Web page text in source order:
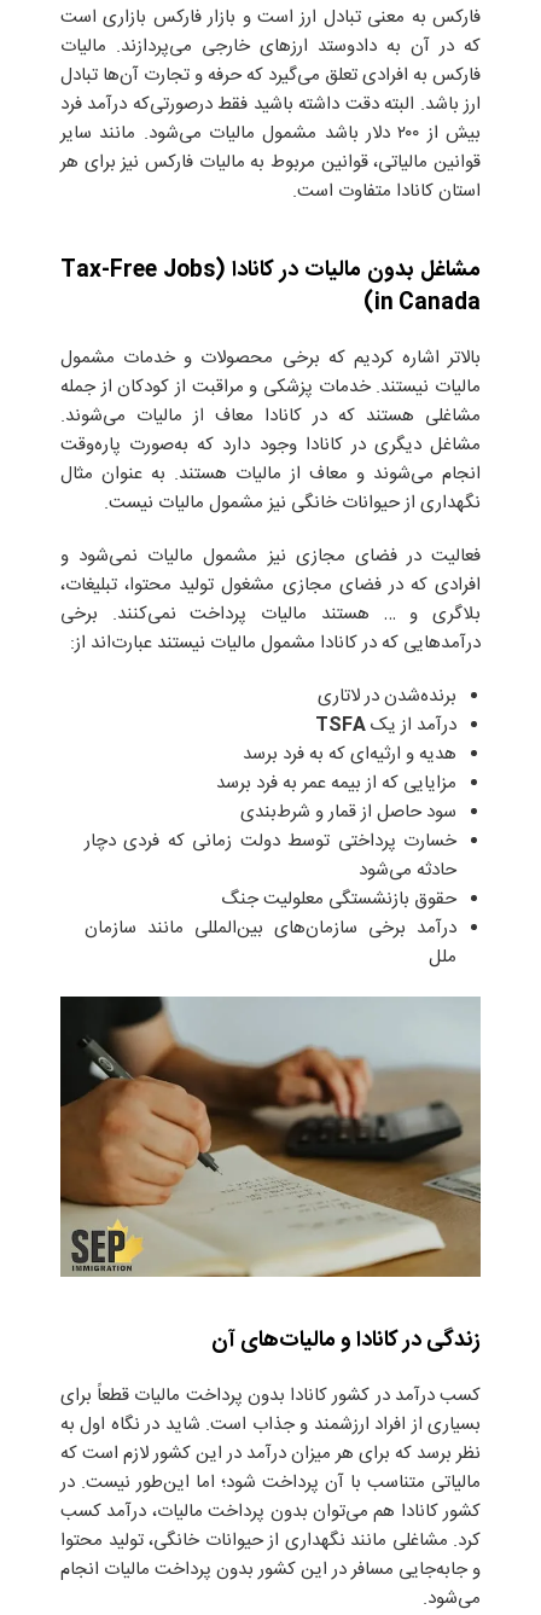
فارکس به معنی تبادل ارز است و بازار فارکس بازاری است
که در آن به دادوستد ارزهای خارجی می‌پردازند. مالیات
فارکس به افرادی تعلق می‌گیرد که حرفه و تجارت آن‌ها تبادل
ارز باشد. البته دقت داشته باشید فقط درصورتی‌که درآمد فرد
بیش از ۲۰۰ دلار باشد مشمول مالیات می‌شود. مانند سایر
قوانین مالیاتی، قوانین مربوط به مالیات فارکس نیز برای هر
استان کانادا متفاوت است.
مشاغل بدون مالیات در کانادا (Tax-Free Jobs
in Canada)
بالاتر اشاره کردیم که برخی محصولات و خدمات مشمول
مالیات نیستند. خدمات پزشکی و مراقبت از کودکان از جمله
مشاغلی هستند که در کانادا معاف از مالیات می‌شوند.
مشاغل دیگری در کانادا وجود دارد که به‌صورت پاره‌وقت
انجام می‌شوند و معاف از مالیات هستند. به ‌عنوان‌ مثال
نگهداری از حیوانات خانگی نیز مشمول مالیات نیست.
فعالیت در فضای مجازی نیز مشمول مالیات نمی‌شود و
افرادی که در فضای مجازی مشغول تولید محتوا، تبلیغات،
بلاگری و … هستند مالیات پرداخت نمی‌کنند. برخی
درآمدهایی که در کانادا مشمول مالیات نیستند عبارت‌اند از:
برنده‌شدن در لاتاری
درآمد از یکTSFA
هدیه و ارثیه‌ای که به فرد برسد
مزایایی که از بیمه عمر به فرد برسد
سود حاصل از قمار و شرط‌بندی
خسارت پرداختی توسط دولت زمانی که فردی دچار
حادثه می‌شود
حقوق بازنشستگی معلولیت جنگ
درآمد برخی سازمان‌های بین‌المللی مانند سازمان
ملل
زندگی در کانادا و مالیات‌های آن
کسب درآمد در کشور کانادا بدون پرداخت مالیات قطعاً برای
بسیاری از افراد ارزشمند و جذاب است. شاید در نگاه اول به
نظر برسد که برای هر میزان درآمد در این کشور لازم است که
مالیاتی متناسب با آن پرداخت شود؛ اما این‌طور نیست. در
کشور کانادا هم می‌توان بدون پرداخت مالیات، درآمد کسب
کرد. مشاغلی مانند نگهداری از حیوانات خانگی، تولید‌ محتوا
و جابه‌جایی مسافر در این کشور بدون پرداخت مالیات انجام
می‌شود.